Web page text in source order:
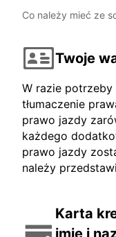
Co należy mieć ze
Twoje
W razie
tłumaczenie
prawo jazdy
każdego
prawo jazdy
należy
Karta